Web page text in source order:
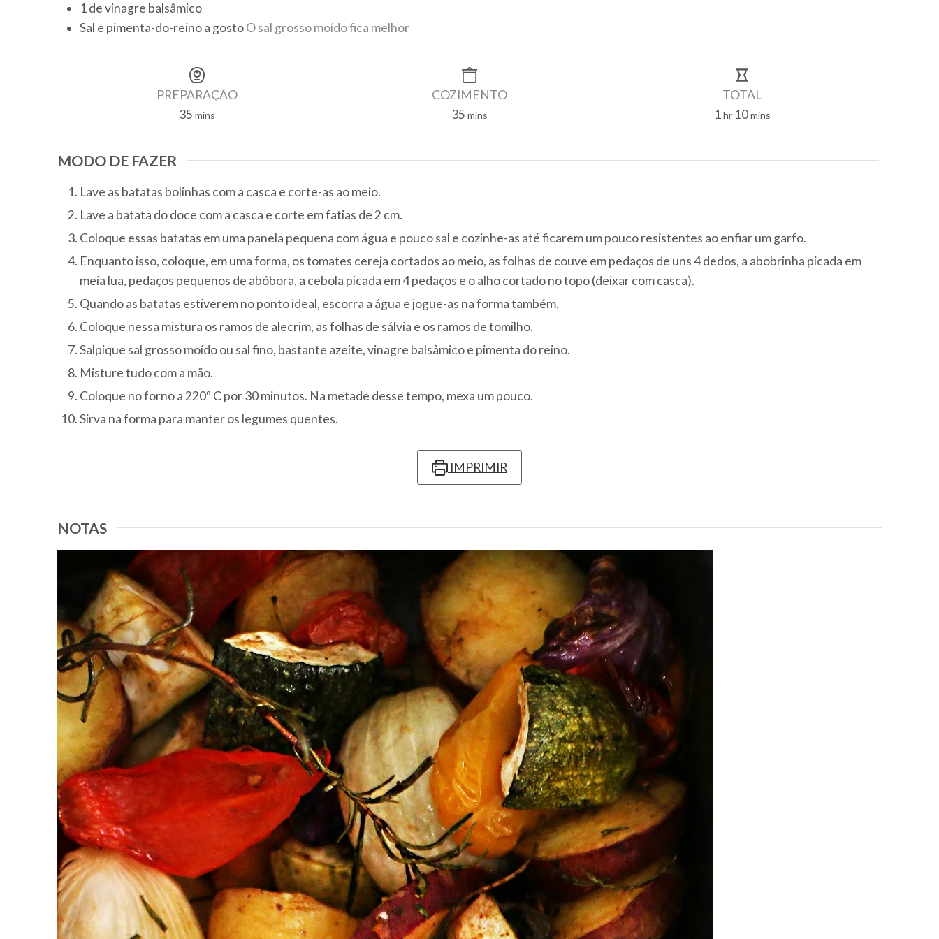
1de vinagre balsâmico
Sal e pimenta-do-reino a gostoO sal grosso moído fica melhor
PREPARAÇÃO
35 minutes
mins
COZIMENTO
35 minutes
mins
TOTAL
1 hour
hr 10minutes
mins
MODO DE FAZER
Lave as batatas bolinhas com a casca e corte-as ao meio.
Lave a batata do doce com a casca e corte em fatias de 2 cm.
Coloque essas batatas em uma panela pequena com água e pouco sal e cozinhe-as até ficarem um pouco resistentes ao enfiar um garfo.
Enquanto isso, coloque, em uma forma, os tomates cereja cortados ao meio, as folhas de couve em pedaços de uns 4 dedos, a abobrinha picada em
meia lua, pedaços pequenos de abóbora, a cebola picada em 4 pedaços e o alho cortado no topo (deixar com casca).
Quando as batatas estiverem no ponto ideal, escorra a água e jogue-as na forma também.
Coloque nessa mistura os ramos de alecrim, as folhas de sálvia e os ramos de tomilho.
Salpique sal grosso moído ou sal fino, bastante azeite, vinagre balsâmico e pimenta do reino.
Misture tudo com a mão.
Coloque no forno a 220º C por 30 minutos. Na metade desse tempo, mexa um pouco.
Sirva na forma para manter os legumes quentes.
IMPRIMIR
NOTAS